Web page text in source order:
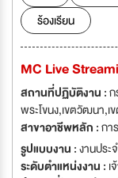
ร้องเรียน
MC Live
สถานที่ปฏิบัติงาน :
พระโขนง,เขตวัฒนา,เ
สาขาอาชีพหลัก :กา
รูปแบบงาน :งานประ
ระดับตำแหน่งงาน : เ